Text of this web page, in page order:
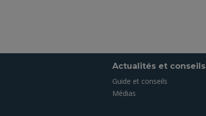
Actualités et conseils
Guide et conseils
Médias